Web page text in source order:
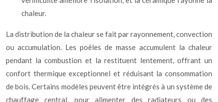
chaleur.
La distribution de la chaleur se fait par rayonnement, convection
ou accumulation. Les poêles de masse accumulent la chaleur
pendant la combustion et la restituent lentement, offrant un
confort thermique exceptionnel et réduisant la consommation
de bois. Certains modèles peuvent être intégrés à un système de
chauffage central, pour alimenter des radiateurs ou des